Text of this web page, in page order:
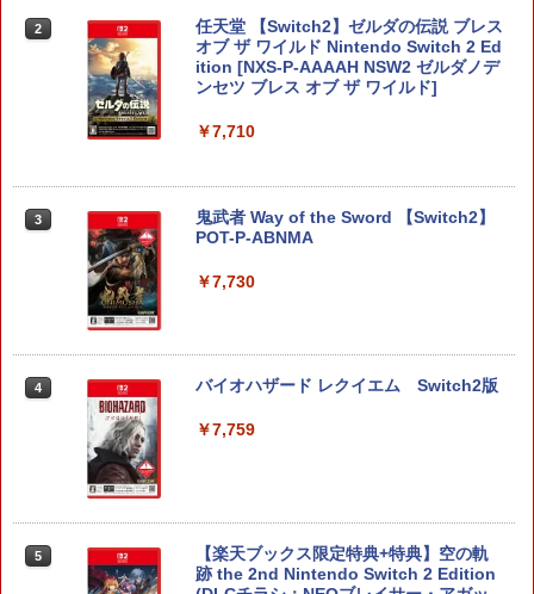
2
任天堂 【Switch2】ゼルダの伝説 ブレス
オブ ザ ワイルド Nintendo Switch 2 Ed
ition [NXS-P-AAAAH NSW2 ゼルダノデ
ンセツ ブレス オブ ザ ワイルド]
￥7,710
3
鬼武者 Way of the Sword 【Switch2】
POT-P-ABNMA
￥7,730
4 バイオハザード レクイエム Switch2版
￥7,759
5
【楽天ブックス限定特典+特典】空の軌
跡 the 2nd Nintendo Switch 2 Edition